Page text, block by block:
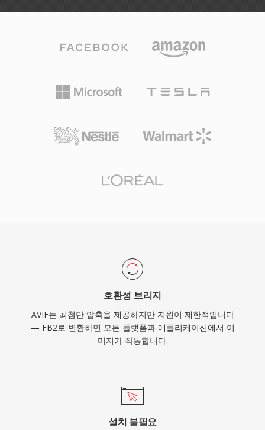
호환성 브리지
AVIF는 최첨단 압축을 제공하지만 지원이 제한적입니다
— FB2로 변환하면 모든 플랫폼과 애플리케이션에서 이
미지가 작동합니다.
설치 불필요